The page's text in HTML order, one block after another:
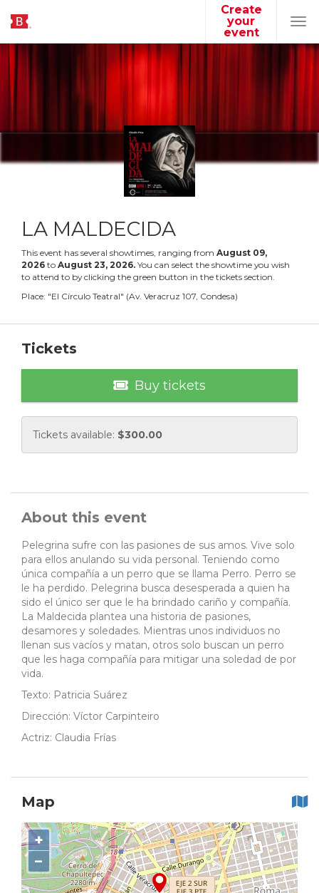
Create
your
event
LA MALDECIDA
This event has several showtimes, ranging from August 09,
2026 to August 23, 2026. You can select the showtime you wish
to attend to by clicking the green button in the tickets section.
Place: "El Círculo Teatral" (Av. Veracruz 107, Condesa)
Tickets
Buy tickets
Tickets available: $300.00
About this event
Pelegrina sufre con las pasiones de sus amos. Vive solo
para ellos anulando su vida personal. Teniendo como
única compañía a un perro que se llama Perro. Perro se
le ha perdido. Pelegrina busca desesperada a quien ha
sido el único ser que le ha brindado cariño y compañía.
La Maldecida plantea una historia de pasiones,
desamores y soledades. Mientras unos individuos no
llenan sus vacíos y matan, otros solo buscan un perro
que les haga compañía para mitigar una soledad de por
vida.
Texto: Patricia Suárez
Dirección: Víctor Carpinteiro
Actriz: Claudia Frías
Map
+
−